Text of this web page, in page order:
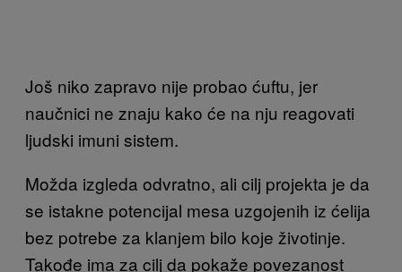
Još niko zapravo nije probao ćuftu, jer
naučnici ne znaju kako će na nju reagovati
ljudski imuni sistem.
Možda izgleda odvratno, ali cilj projekta je da
se istakne potencijal mesa uzgojenih iz ćelija
bez potrebe za klanjem bilo koje životinje.
Takođe ima za cilj da pokaže povezanost